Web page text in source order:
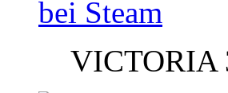
VICTORIA